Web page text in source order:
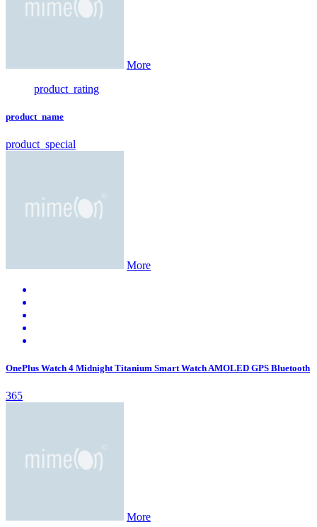
More
product_rating
product_name
product_special
More
OnePlus Watch 4 Midnight Titanium Smart Watch AMOLED GPS Bluetooth
365
More